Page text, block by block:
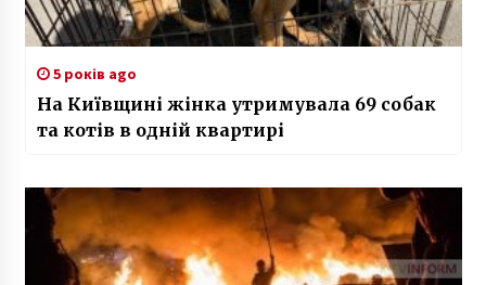
5 років ago
На Київщині жінка утримувала 69 собак
та котів в одній квартирі